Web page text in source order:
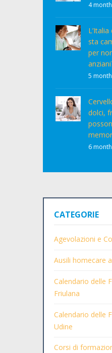
4
sta
per
5
dolci,
6
CATEGORIE
Agevolazioni e
Ausili homecare
Calendario delle
Friulana
Calendario delle
Udine
Corsi di